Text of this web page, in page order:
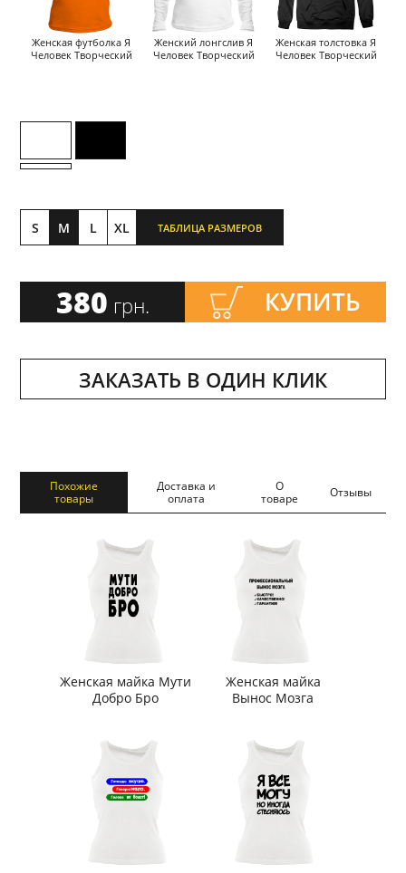
Женская футболка Я
Человек Творческий
Женский лонгслив Я
Человек Творческий
Женская толстовка Я
Человек Творческий
S M L XL ТАБЛИЦА РАЗМЕРОВ
380 грн. КУПИТЬ
ЗАКАЗАТЬ В ОДИН КЛИК
Похожие
товары
Доставка и
оплата
О
товаре
Отзывы
Женская майка Мути
Добро Бро
Женская майка
Вынос Мозга